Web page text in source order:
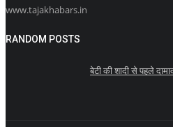
www.tajakhabars.in
RANDOM POSTS
बेटी की शादी से पहले